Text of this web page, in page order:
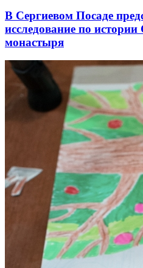
В Сергиевом Посаде
исследование по
монастыря